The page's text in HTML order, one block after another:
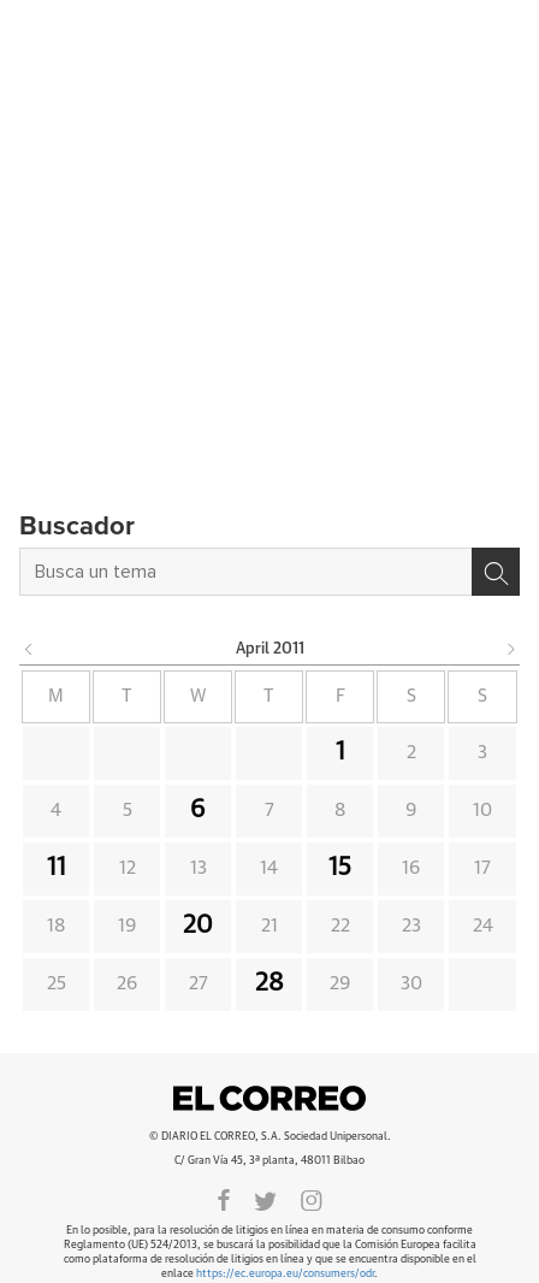
Buscador
April 2011
M W F S S
1 2 3
4 5 6 7 8 9 10
11 12 13 14 15 16 17
18 19 20 21 22 23 24
25 26 27 28 29 30
© DIARIO EL CORREO, S.A. Sociedad Unipersonal.
C/ Gran Vía 45, 3ª planta, 48011 Bilbao
En lo posible, para la resolución de litigios en línea en materia de consumo conforme
Reglamento (UE) 524/2013, se buscará la posibilidad que la Comisión Europea facilita
como plataforma de resolución de litigios en línea y que se encuentra disponible en el
enlace https://ec.europa.eu/consumers/odr.